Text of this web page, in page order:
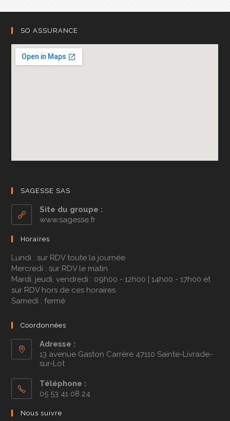
SO ASSURANCE
SAGESSE SAS
Site du groupe :
www.sagesse.fr
Horaires
Lundi : sur RDV toute la journée
Mercredi : sur RDV le matin
Mardi, jeudi, vendredi : 09h00 - 12h00 | 14h00 - 17h00 et
sur RDV hors de ces horaires
Samedi : fermé
Coordonnées
Adresse :
13 avenue Gaston Carrère 47110 Sainte-Livrade-
sur-Lot
Téléphone :
05 53 41 08 24
Nous suivre